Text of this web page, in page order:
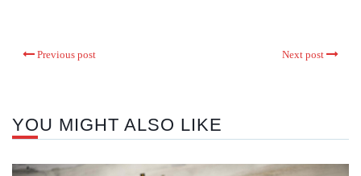
Previous post Next post
YOU MIGHT ALSO LIKE